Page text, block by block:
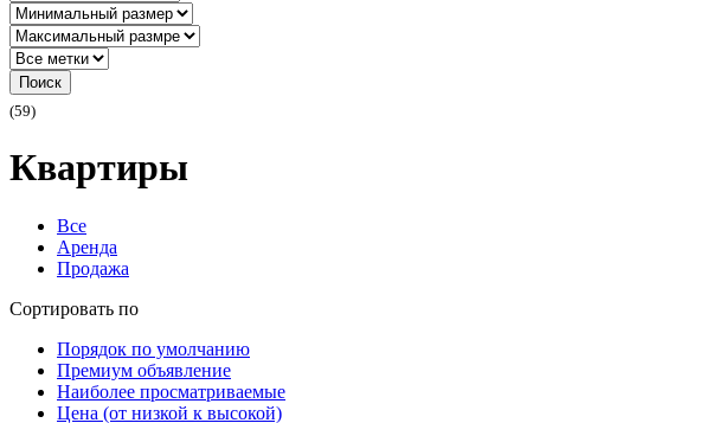
Поиск
(59)
Квартиры
Все
Аренда
Продажа
Сортировать по
Порядок по умолчанию
Премиум объявление
Наиболее просматриваемые
Цена (от низкой к высокой)